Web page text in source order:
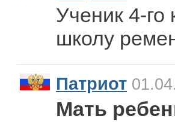
Ученик 4-го
школу
Патриот
Мать